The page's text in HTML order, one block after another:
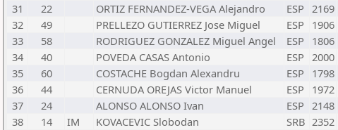
31
22 ORTIZ FERNANDEZ-VEGA Alejandro ESP 2169
32
49 PRELLEZO GUTIERREZ Jose Miguel ESP 1906
33
58 RODRIGUEZ GONZALEZ Miguel Angel ESP 1806
34
40 POVEDA CASAS Antonio ESP 2000
35
60 COSTACHE Bogdan Alexandru ESP 1798
36
44 CERNUDA OREJAS Victor Manuel ESP 1972
37
24 ALONSO ALONSO Ivan ESP 2148
38
14 IM KOVACEVIC Slobodan SRB 2352